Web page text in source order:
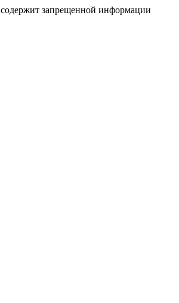
запрещенной информации